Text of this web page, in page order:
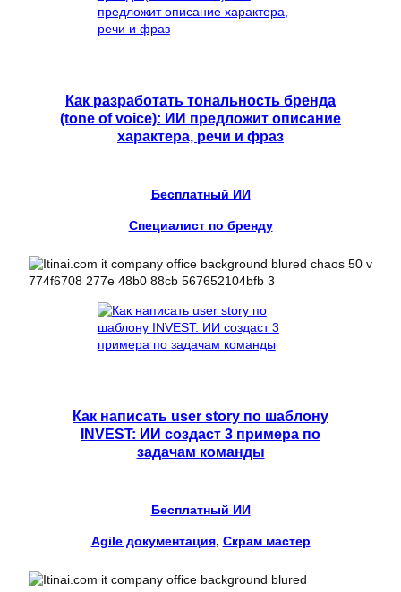
Как разработать тональность бренда
(tone of voice): ИИ предложит описание
характера, речи и фраз
Бесплатный ИИ
Специалист по бренду
Как написать user story по шаблону
INVEST: ИИ создаст 3 примера по
задачам команды
Бесплатный ИИ
Agile документация, Скрам мастер